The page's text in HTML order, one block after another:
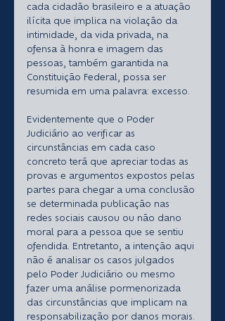
cada cidadão brasileiro e a atuação
ilícita que implica na violação da
intimidade, da vida privada, na
ofensa à honra e imagem das
pessoas, também garantida na
Constituição Federal, possa ser
resumida em uma palavra: excesso.
Evidentemente que o Poder
Judiciário ao verificar as
circunstâncias em cada caso
concreto terá que apreciar todas as
provas e argumentos expostos pelas
partes para chegar a uma conclusão
se determinada publicação nas
redes sociais causou ou não dano
moral para a pessoa que se sentiu
ofendida. Entretanto, a intenção aqui
não é analisar os casos julgados
pelo Poder Judiciário ou mesmo
fazer uma análise pormenorizada
das circunstâncias que implicam na
responsabilização por danos morais.